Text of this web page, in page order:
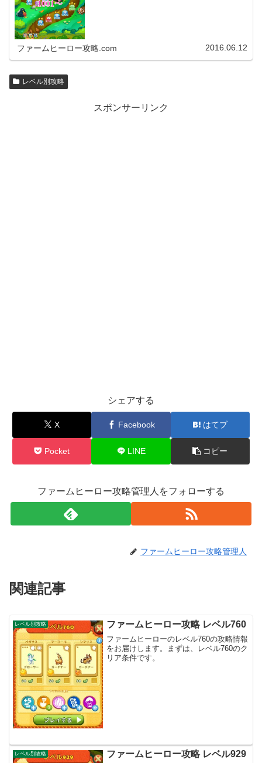
ファームヒーロー攻略.com 2016.06.12
レベル別攻略
スポンサーリンク
シェアする
X Facebook はてブ
Pocket LINE コピー
ファームヒーロー攻略管理人をフォローする
ファームヒーロー攻略管理人
関連記事
レベル別攻略 ファームヒーロー攻略 レベル760
ファームヒーローのレベル760の攻略情報
をお届けします。まずは、レベル760のク
リア条件です。
レベル別攻略 ファームヒーロー攻略 レベル929